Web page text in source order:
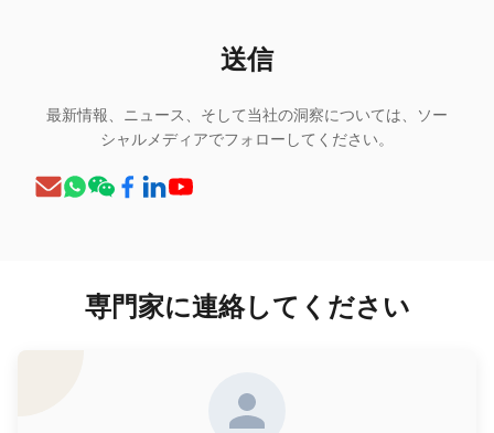
送信
最新情報、ニュース、そして当社の洞察については、ソー
シャルメディアでフォローしてください。
専門家に連絡してください